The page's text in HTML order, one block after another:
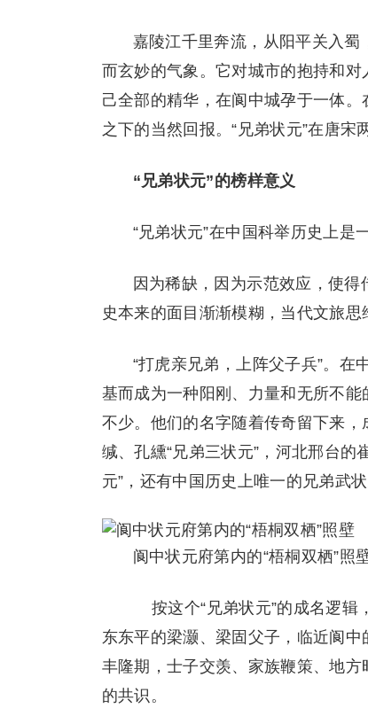
嘉陵江千里奔流，从阳平关入
而玄妙的气象。它对城市的抱持和
己全部的精华，在阆中城孕于一体
之下的当然回报。“兄弟状元”在唐宋
“兄弟状元”的榜样意义
“兄弟状元”在中国科举历史上是
因为稀缺，因为示范效应，使
史本来的面目渐渐模糊，当代文旅思
“打虎亲兄弟，上阵父子兵”。
基而成为一种阳刚、力量和无所不
不少。他们的名字随着传奇留下来
缄、孔纁“兄弟三状元”，河北邢台的
元”，还有中国历史上唯一的兄弟武
阆中状元府第内的“梧桐双栖”照
按这个“兄弟状元”的成名逻辑
东东平的梁灏、梁固父子，临近阆
丰隆期，士子交羡、家族鞭策、地
的共识。